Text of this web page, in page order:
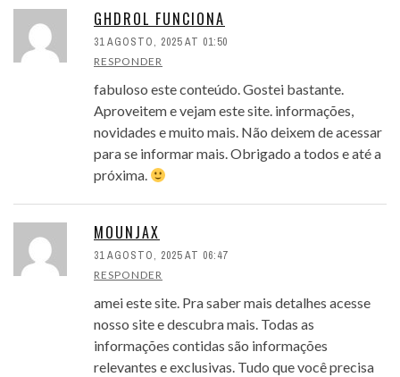
GHDROL FUNCIONA
31 AGOSTO, 2025 AT 01:50
RESPONDER
fabuloso este conteúdo. Gostei bastante.
Aproveitem e vejam este site. informações,
novidades e muito mais. Não deixem de acessar
para se informar mais. Obrigado a todos e até a
próxima.
MOUNJAX
31 AGOSTO, 2025 AT 06:47
RESPONDER
amei este site. Pra saber mais detalhes acesse
nosso site e descubra mais. Todas as
informações contidas são informações
relevantes e exclusivas. Tudo que você precisa